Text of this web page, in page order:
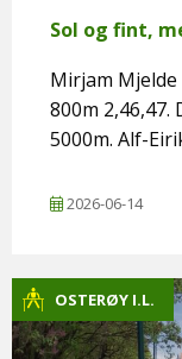
Sol og fint,
Mirjam
800m 2,46,47.
5000m. Alf-
2026-06-14
OSTERØY I.L.